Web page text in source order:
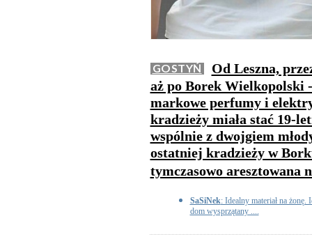
GOSTYŃ
Od Leszna,
aż po Borek Wielkopolski
markowe perfumy i
kradzieży miała stać 19-
wspólnie z dwojgiem
ostatniej kradzieży w
tymczasowo aresztowana
SaSiNek: Idealny materiał na żonę.
dom wysprzątany ....